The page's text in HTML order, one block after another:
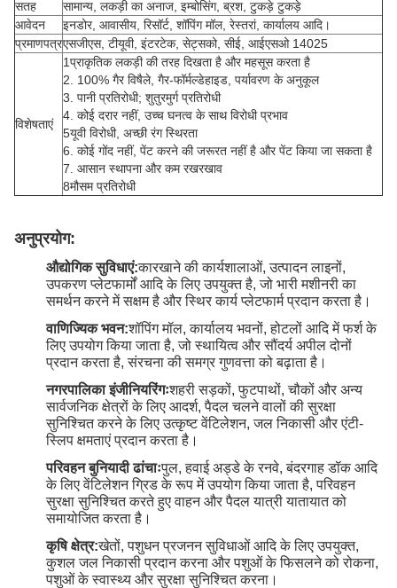
सतह
सामान्य, लकड़ी का अनाज, इम्बोसिंग, ब्रश, टुकड़े टुकड़े
आवेदन
इनडोर, आवासीय, रिसॉर्ट, शॉपिंग मॉल, रेस्तरां, कार्यालय आदि।
प्रमाणपत्रएसजीएस, टीयूवी, इंटरटेक, सेट्सको, सीई, आईएसओ 14025
विशेषताएं
1प्राकृतिक लकड़ी की तरह दिखता है और महसूस करता है
2. 100% गैर विषैले, गैर-फॉर्मल्डेहाइड, पर्यावरण के अनुकूल
3. पानी प्रतिरोधी; शुतुरमुर्ग प्रतिरोधी
4. कोई दरार नहीं, उच्च घनत्व के साथ विरोधी प्रभाव
5यूवी विरोधी, अच्छी रंग स्थिरता
6. कोई गोंद नहीं, पेंट करने की जरूरत नहीं है और पेंट किया जा सकता है
7. आसान स्थापना और कम रखरखाव
8मौसम प्रतिरोधी
अनुप्रयोग:
औद्योगिक सुविधाएं:कारखाने की कार्यशालाओं, उत्पादन लाइनों,
उपकरण प्लेटफार्मों आदि के लिए उपयुक्त है, जो भारी मशीनरी का
समर्थन करने में सक्षम है और स्थिर कार्य प्लेटफार्म प्रदान करता है।
वाणिज्यिक भवन:शॉपिंग मॉल, कार्यालय भवनों, होटलों आदि में फर्श के
लिए उपयोग किया जाता है, जो स्थायित्व और सौंदर्य अपील दोनों
प्रदान करता है, संरचना की समग्र गुणवत्ता को बढ़ाता है।
नगरपालिका इंजीनियरिंगःशहरी सड़कों, फुटपाथों, चौकों और अन्य
सार्वजनिक क्षेत्रों के लिए आदर्श, पैदल चलने वालों की सुरक्षा
सुनिश्चित करने के लिए उत्कृष्ट वेंटिलेशन, जल निकासी और एंटी-
स्लिप क्षमताएं प्रदान करता है।
परिवहन बुनियादी ढांचाःपुल, हवाई अड्डे के रनवे, बंदरगाह डॉक आदि
के लिए वेंटिलेशन ग्रिड के रूप में उपयोग किया जाता है, परिवहन
सुरक्षा सुनिश्चित करते हुए वाहन और पैदल यात्री यातायात को
समायोजित करता है।
कृषि क्षेत्र:खेतों, पशुधन प्रजनन सुविधाओं आदि के लिए उपयुक्त,
कुशल जल निकासी प्रदान करना और पशुओं के फिसलने को रोकना,
पशुओं के स्वास्थ्य और सुरक्षा सुनिश्चित करना।